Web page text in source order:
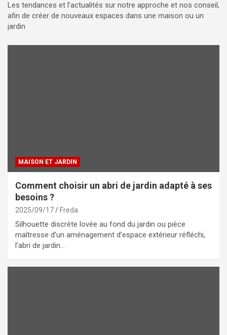
Les tendances et l’actualités sur notre approche et nos conseil,
afin de créer de nouveaux espaces dans une maison ou un
jardin
MAISON ET JARDIN
Comment choisir un abri de jardin adapté à ses
besoins ?
2025/09/17 Freda
Silhouette discrète lovée au fond du jardin ou pièce
maîtresse d’un aménagement d’espace extérieur réfléchi,
l’abri de jardin…